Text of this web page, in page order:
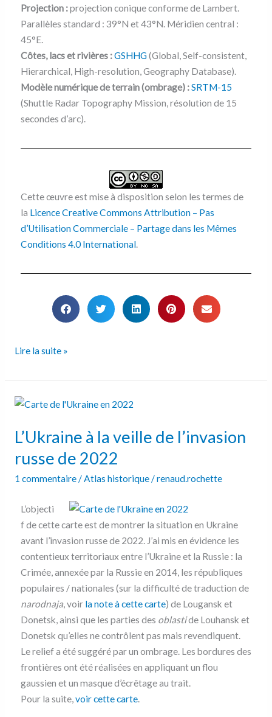
Projection :projection conique conforme de Lambert.
Parallèles standard : 39°N et 43°N. Méridien central :
45°E.
Côtes, lacs et rivières :GSHHG(Global, Self-consistent,
Hierarchical, High-resolution, Geography Database).
Modèle numérique de terrain (ombrage) :SRTM-15
(Shuttle Radar Topography Mission, résolution de 15
secondes d’arc).
Cette œuvre est mise à disposition selon les termes de
la Licence Creative Commons Attribution – Pas
d’Utilisation Commerciale – Partage dans les Mêmes
Conditions 4.0 International.
Lire la suite »
L’Ukraine à la veille de l’invasion
russe de 2022
1 commentaire/Atlas historique/renaud.rochette
L’objecti
f de cette carte est de montrer la situation en Ukraine
avant l’invasion russe de 2022. J’ai mis en évidence les
contentieux territoriaux entre l’Ukraine et la Russie : la
Crimée, annexée par la Russie en 2014, les républiques
populaires / nationales (sur la difficulté de traduction de
narodnaja, voir la note à cette carte) de Lougansk et
Donetsk, ainsi que les parties des oblastide Louhansk et
Donetsk qu’elles ne contrôlent pas mais revendiquent.
Le relief a été suggéré par un ombrage. Les bordures des
frontières ont été réalisées en appliquant un flou
gaussien et un masque d’écrêtage au trait.
Pour la suite,voir cette carte.
L’Ukraine
la
de
l’invasion
de
2022